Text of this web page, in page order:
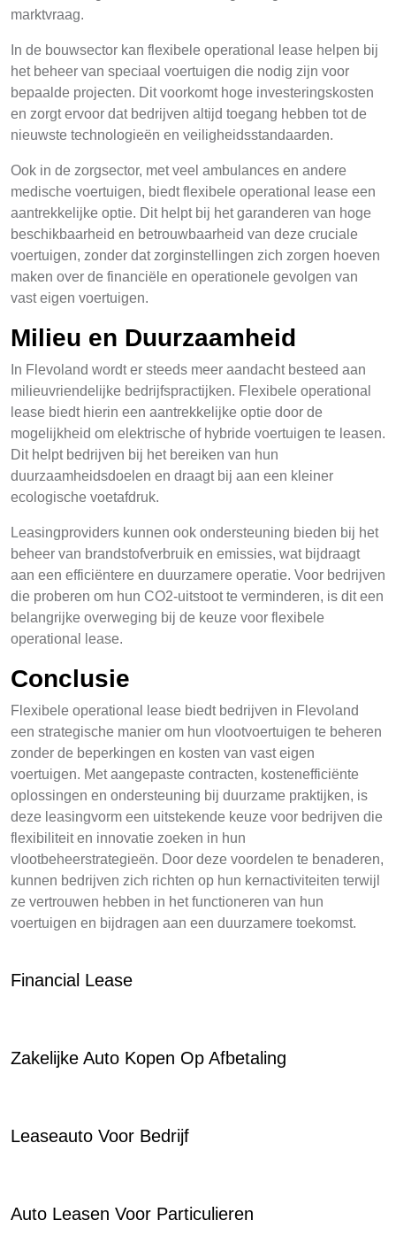
marktvraag.
In de bouwsector kan flexibele operational lease helpen bij
het beheer van speciaal voertuigen die nodig zijn voor
bepaalde projecten. Dit voorkomt hoge investeringskosten
en zorgt ervoor dat bedrijven altijd toegang hebben tot de
nieuwste technologieën en veiligheidsstandaarden.
Ook in de zorgsector, met veel ambulances en andere
medische voertuigen, biedt flexibele operational lease een
aantrekkelijke optie. Dit helpt bij het garanderen van hoge
beschikbaarheid en betrouwbaarheid van deze cruciale
voertuigen, zonder dat zorginstellingen zich zorgen hoeven
maken over de financiële en operationele gevolgen van
vast eigen voertuigen.
Milieu en Duurzaamheid
In Flevoland wordt er steeds meer aandacht besteed aan
milieuvriendelijke bedrijfspractijken. Flexibele operational
lease biedt hierin een aantrekkelijke optie door de
mogelijkheid om elektrische of hybride voertuigen te leasen.
Dit helpt bedrijven bij het bereiken van hun
duurzaamheidsdoelen en draagt bij aan een kleiner
ecologische voetafdruk.
Leasingproviders kunnen ook ondersteuning bieden bij het
beheer van brandstofverbruik en emissies, wat bijdraagt
aan een efficiëntere en duurzamere operatie. Voor bedrijven
die proberen om hun CO2-uitstoot te verminderen, is dit een
belangrijke overweging bij de keuze voor flexibele
operational lease.
Conclusie
Flexibele operational lease biedt bedrijven in Flevoland
een strategische manier om hun vlootvoertuigen te beheren
zonder de beperkingen en kosten van vast eigen
voertuigen. Met aangepaste contracten, kostenefficiënte
oplossingen en ondersteuning bij duurzame praktijken, is
deze leasingvorm een uitstekende keuze voor bedrijven die
flexibiliteit en innovatie zoeken in hun
vlootbeheerstrategieën. Door deze voordelen te benaderen,
kunnen bedrijven zich richten op hun kernactiviteiten terwijl
ze vertrouwen hebben in het functioneren van hun
voertuigen en bijdragen aan een duurzamere toekomst.
Financial Lease
Zakelijke Auto Kopen Op Afbetaling
Leaseauto Voor Bedrijf
Auto Leasen Voor Particulieren